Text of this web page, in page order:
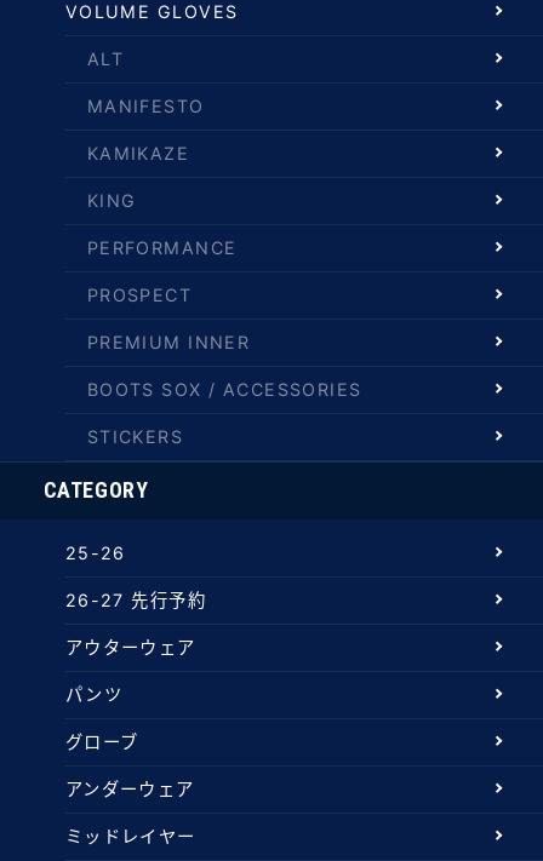
VOLUME GLOVES
ALT
MANIFESTO
KAMIKAZE
KING
PERFORMANCE
PROSPECT
PREMIUM INNER
BOOTS SOX / ACCESSORIES
STICKERS
CATEGORY
25-26
26-27 先行予約
アウターウェア
パンツ
グローブ
アンダーウェア
ミッドレイヤー